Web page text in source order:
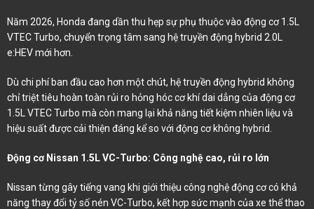
Năm 2026, Honda đang dần thu hẹp sự phụ thuộc vào động cơ 1.5L
VTEC Turbo, chuyển trọng tâm sang hệ truyền động hybrid 2.0L
e:HEV mới hơn.
Dù chi phí ban đầu cao hơn một chút, hệ truyền động hybrid không
chỉ triệt tiêu hoàn toàn rủi ro hỏng hóc cơ khí dai dẳng của động cơ
1.5L VTEC Turbo mà còn mang lại khả năng tiết kiệm nhiên liệu và
hiệu suất được cải thiện đáng kể so với động cơ không hybrid.
Động cơ Nissan 1.5L VC-Turbo: Công nghệ cao, rủi ro lớn
Nissan từng gây tiếng vang khi giới thiệu công nghệ động cơ có khả
năng thay đổi tỷ số nén VC-Turbo, kết hợp sức mạnh của xe thể thao